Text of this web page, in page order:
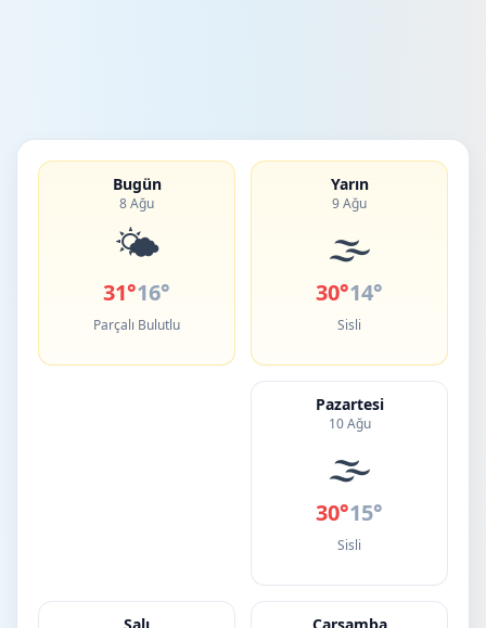
Bugün
8 Ağu
🌤️
31°16°
Parçalı Bulutlu
Yarın
9 Ağu
🌫️
30°14°
Sisli
Pazartesi
10 Ağu
🌫️
30°15°
Sisli